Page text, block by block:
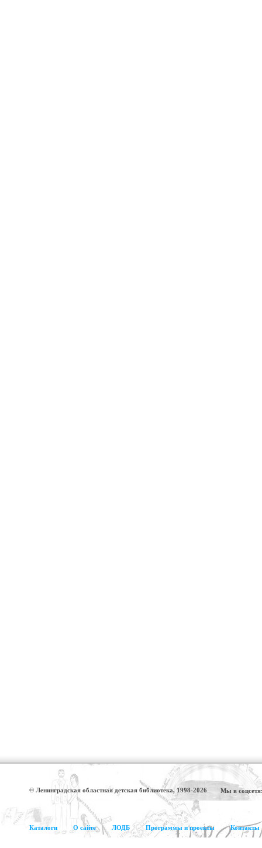
© Ленинградская областная детская библиотека, 1998-2026 Мы в
Каталоги О сайте ЛОДБ Программы и проекты Контакты